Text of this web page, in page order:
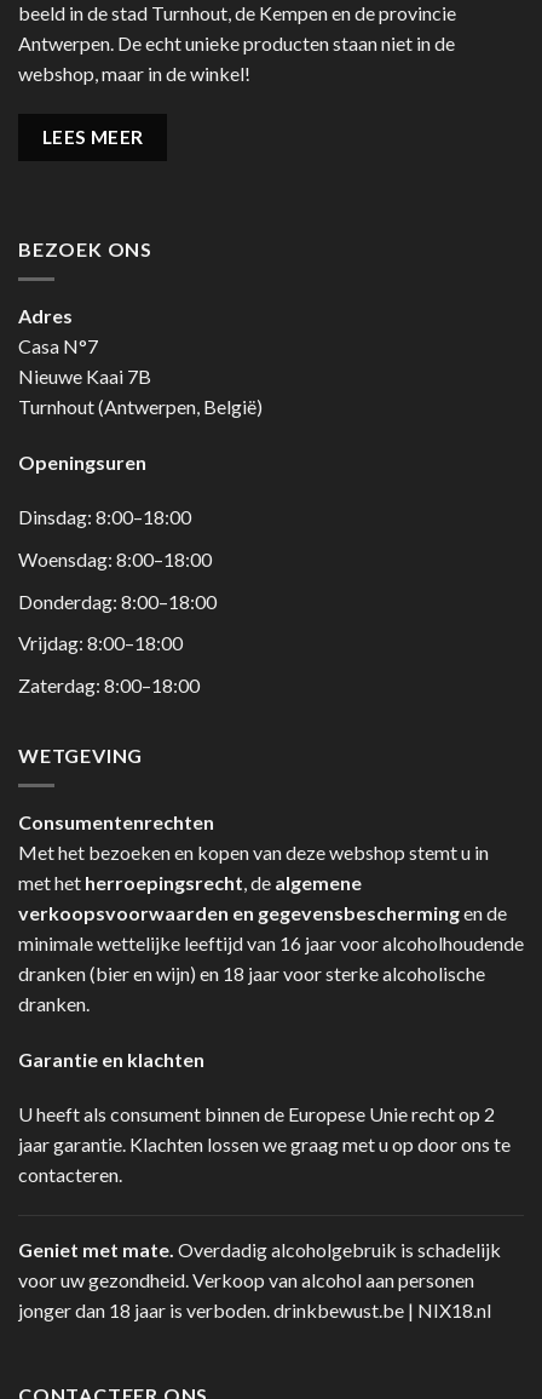
beeld in de stad Turnhout, de Kempen en de provincie
Antwerpen. De echt unieke producten staan niet in de
webshop, maar in de winkel!
LEES MEER
BEZOEK ONS
Adres
Casa N°7
Nieuwe Kaai 7B
Turnhout (Antwerpen, België)
Openingsuren
Dinsdag: 8:00–18:00
Woensdag: 8:00–18:00
Donderdag: 8:00–18:00
Vrijdag: 8:00–18:00
Zaterdag: 8:00–18:00
WETGEVING
Consumentenrechten
Met het bezoeken en kopen van deze webshop stemt u in
met het herroepingsrecht, de algemene
verkoopsvoorwaarden en gegevensbeschermingen de
minimale wettelijke leeftijd van 16 jaar voor alcoholhoudende
dranken (bier en wijn) en 18 jaar voor sterke alcoholische
dranken.
Garantie en klachten
U heeft als consument binnen de Europese Unie recht op 2
jaar garantie. Klachten lossen we graag met u op door ons te
contacteren.
Geniet met mate. Overdadig alcoholgebruik is schadelijk
voor uw gezondheid. Verkoop van alcohol aan personen
jonger dan 18 jaar is verboden.drinkbewust.be | NIX18.nl